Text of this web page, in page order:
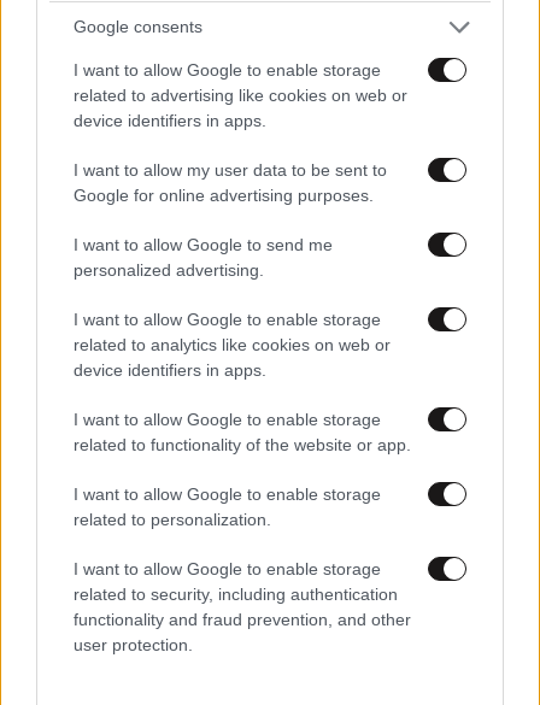
Google consents
I want to allow Google to enable storage
related to advertising like cookies on web or
device identifiers in apps.
I want to allow my user data to be sent to
Google for online advertising purposes.
I want to allow Google to send me
personalized advertising.
I want to allow Google to enable storage
related to analytics like cookies on web or
device identifiers in apps.
I want to allow Google to enable storage
related to functionality of the website or app.
I want to allow Google to enable storage
related to personalization.
I want to allow Google to enable storage
related to security, including authentication
functionality and fraud prevention, and other
user protection.
MARKET NEWS
Εργοθεραπεία,
Φυσικοθεραπεία ή
σπουδών και επαγγελματικών
προοπτικών
Ο απόλυτος σύμμαχος στην